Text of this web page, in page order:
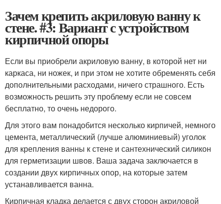
Зачем крепить акриловую ванну к
стене. #3: Вариант с устройством
кирпичной опоры
Если вы приобрели акриловую ванну, в которой нет ни
каркаса, ни ножек, и при этом не хотите обременять себя
дополнительными расходами, ничего страшного. Есть
возможность решить эту проблему если не совсем
бесплатно, то очень недорого.
Для этого вам понадобится несколько кирпичей, немного
цемента, металлический (лучше алюминиевый) уголок
для крепления ванны к стене и сантехнический силикон
для герметизации швов. Ваша задача заключается в
создании двух кирпичных опор, на которые затем
устанавливается ванна.
Кирпичная кладка делается с двух сторон акриловой